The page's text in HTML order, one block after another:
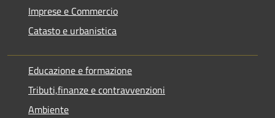
Imprese e Commercio
Catasto e urbanistica
Educazione e formazione
Tributi,finanze e contravvenzioni
Ambiente